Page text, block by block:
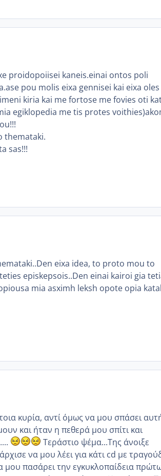
proidopoiisei kaneis.einai ontos poli
pou molis eixa gennisei kai eixa
kiria kai me fortose me fovies oti
egiklopedia me tis protes
themataki.
sas!!!
eixa idea, to proto mou to
episkepsois..Den einai kairoi gia
mia asximh leksh opote opia
κυρία, αντί όμως να μου σπάσει
και ήταν η πεθερά μου σπίτι και
Τεράστιο ψέμα...Της άνοιξε
να μου λέει για κάτι cd με
μου πασάρει την εγκυκλοπαίδεια